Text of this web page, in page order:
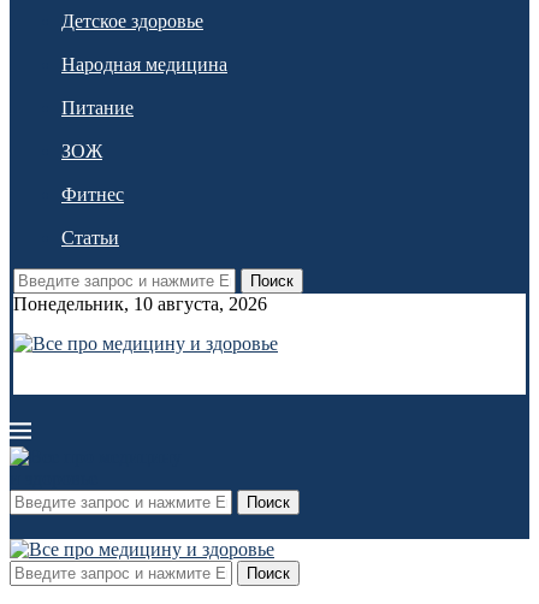
Детское здоровье
Народная медицина
Питание
ЗОЖ
Фитнес
Статьи
Поиск
Понедельник, 10 августа, 2026
Поиск
Поиск